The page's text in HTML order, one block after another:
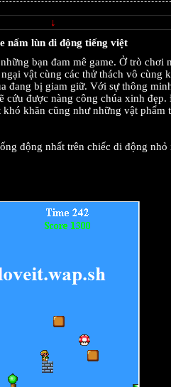
↓
nấm lùn di động tiếng việt
bạn đam mê game. Ở trò chơi
vật cùng các thử thách vô cùng
đang bị giam giữ. Với sự thông
cứu được nàng công chúa xinh
khăn cũng như những vật phẩm
động nhất trên chiếc di động nhỏ